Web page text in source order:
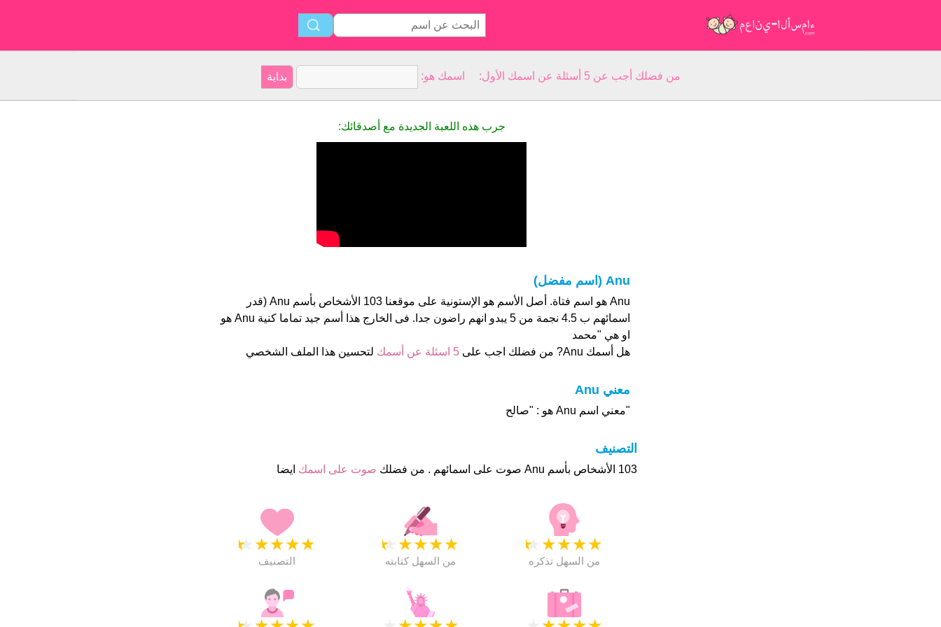
من فضلك أجب عن 5 أسئلة عن اسمك الأول: اسمك هو:
جرب هذه اللعبة الجديدة مع أصدقائك:
Anu (اسم مفضل)
Anu هو اسم فتاة. أصل الأسم هو الإستونية على موقعنا 103 الأشخاص بأسم Anu (قدر
اسمائهم ب 4.5 نجمة من 5 يبدو انهم راضون جدا. فى الخارج هذا أسم جيد تماما كنية Anu هو
او هي "محمد
هل أسمك Anu? من فضلك اجب على
5 اسئلة عن أسمك لتحسين هذا الملف الشخصي
معني Anu
"معني اسم Anu هو : "صالح
التصنيف
103 الأشخاص بأسم Anu صوت على اسمائهم . من فضلك صوت على اسمك ايضا
★
★
★
★
★
التصنيف
★
★
★
★
★
من السهل كتابته
★
★
★
★
★
من السهل تذكره